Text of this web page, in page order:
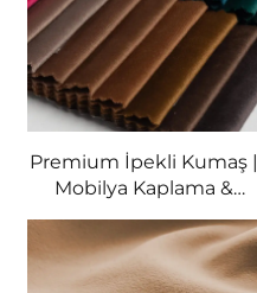
Premium İpekli Kumaş |
Mobilya Kaplama &